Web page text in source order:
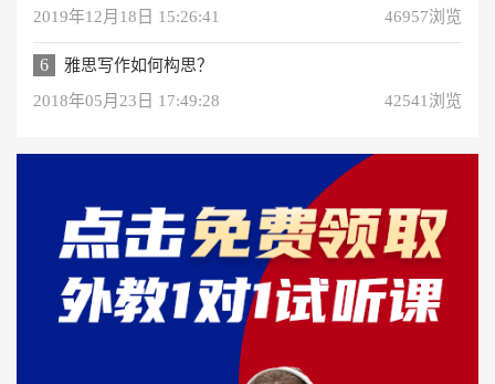
2019年12月18日 15:26:41
46957浏览
6
雅思写作如何构思？
2018年05月23日 17:49:28
42541浏览